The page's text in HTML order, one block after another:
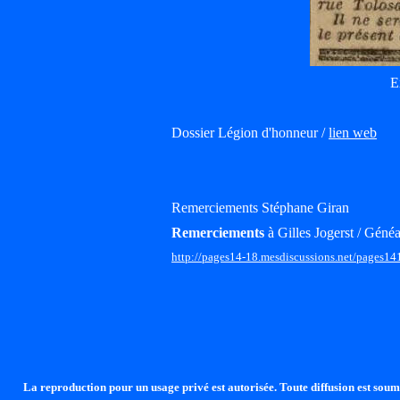
Dossier Légion d'honneur /lien web
Remerciements Stéphane Giran
Remerciements à Gilles Jogerst /
http://pages14-18.mesdiscussions.net/
La reproduction pour un usage privé est autorisée. Toute diffusion est